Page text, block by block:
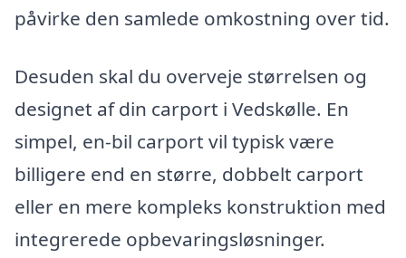
påvirke den samlede omkostning over tid.
Desuden skal du overveje størrelsen og
designet af din carport i Vedskølle. En
simpel, en-bil carport vil typisk være
billigere end en større, dobbelt carport
eller en mere kompleks konstruktion med
integrerede opbevaringsløsninger.